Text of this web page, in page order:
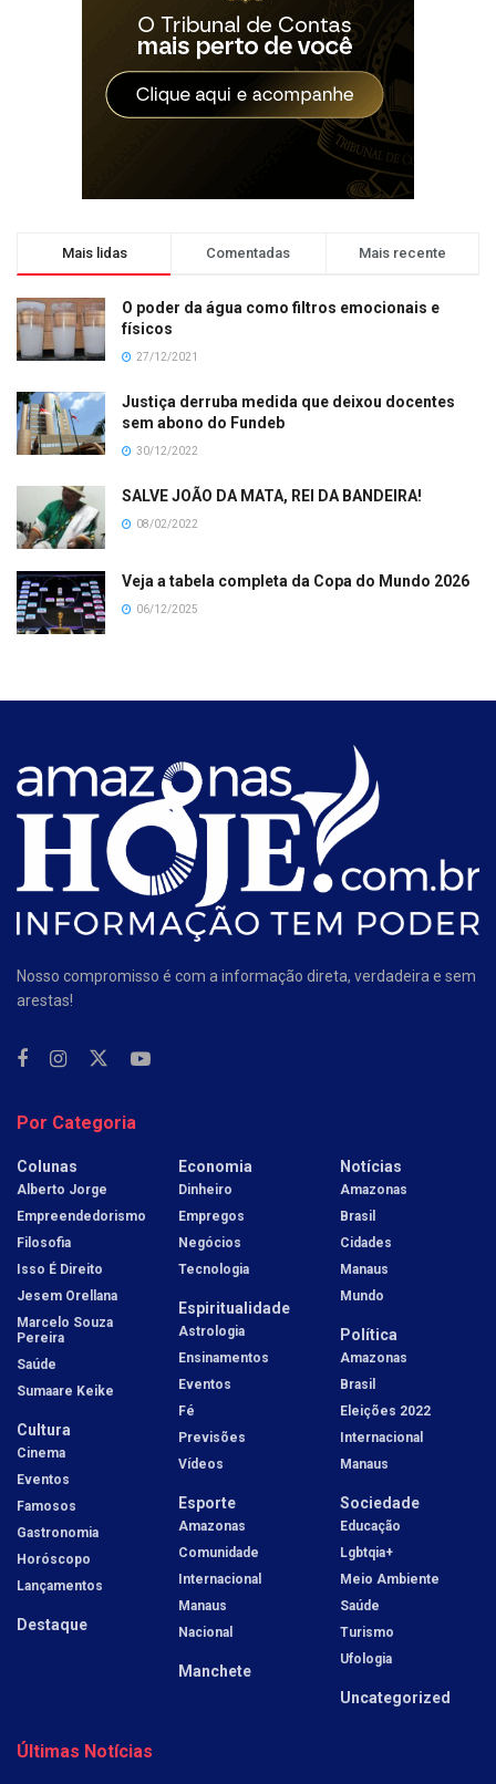
Mais lidas Comentadas Mais recente
O poder da água como filtros emocionais e
físicos
27/12/2021
Justiça derruba medida que deixou docentes
sem abono do Fundeb
30/12/2022
SALVE JOÃO DA MATA, REI DA BANDEIRA!
08/02/2022
Veja a tabela completa da Copa do Mundo 2026
06/12/2025
Nosso compromisso é com a informação direta, verdadeira e sem
arestas!
Por Categoria
Colunas
Alberto Jorge
Empreendedorismo
Filosofia
Isso É Direito
Jesem Orellana
Marcelo Souza
Pereira
Saúde
Sumaare Keike
Cultura
Cinema
Eventos
Famosos
Gastronomia
Horóscopo
Lançamentos
Destaque
Economia
Dinheiro
Empregos
Negócios
Tecnologia
Espiritualidade
Astrologia
Ensinamentos
Eventos
Fé
Previsões
Vídeos
Esporte
Amazonas
Comunidade
Internacional
Manaus
Nacional
Manchete
Notícias
Amazonas
Brasil
Cidades
Manaus
Mundo
Política
Amazonas
Brasil
Eleições 2022
Internacional
Manaus
Sociedade
Educação
Lgbtqia+
Meio Ambiente
Saúde
Turismo
Ufologia
Uncategorized
Últimas Notícias